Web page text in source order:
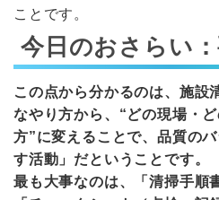
ことです。
今日のおさらい
この点から分かるのは、施設
なやり方から、“どの現場・
方”に変えることで、品質の
す活動」だということです。
最も大事なのは、「清掃手順